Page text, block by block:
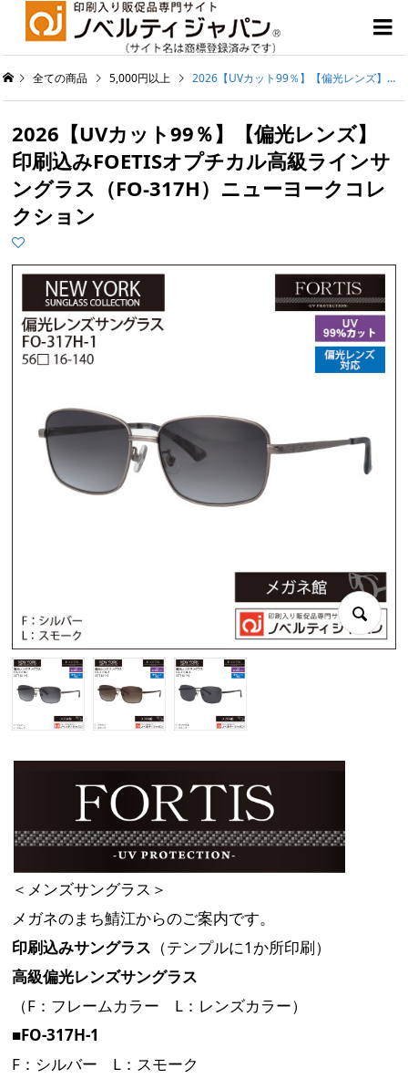

全ての商品 5,000円以上 2026【UVカット99％】【偏光レンズ】印刷込みFOETISオプチカル高級ラインサングラス（FO-317H）ニューヨークコレクション
2026【UVカット99％】【偏光レンズ】
印刷込みFOETISオプチカル高級ラインサ
ングラス（FO-317H）ニューヨークコレ
クション
＜メンズサングラス＞
メガネのまち鯖江からのご案内です。
印刷込みサングラス （テンプルに1か所印刷）
高級偏光レンズサングラス
（F：フレームカラー L：レンズカラー）
■FO-317H-1
F：シルバー L：スモーク